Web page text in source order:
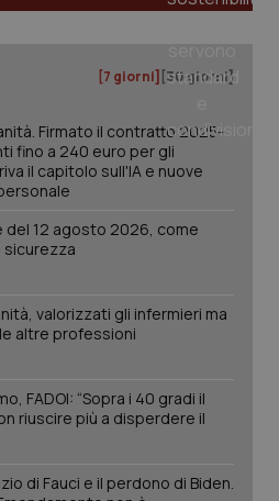
[7 giorni] [30 giorni]
Firmato il contratto 2025-
fino a 240 euro per gli
il capitolo sull'IA e nuove
del 12 agosto 2026, come
sicurezza
valorizzati gli infermieri ma
altre professioni
FADOI: “Sopra i 40 gradi il
riuscire più a disperdere il
di Fauci e il perdono di Biden.
PHP.net
www.quotidianosanita.it